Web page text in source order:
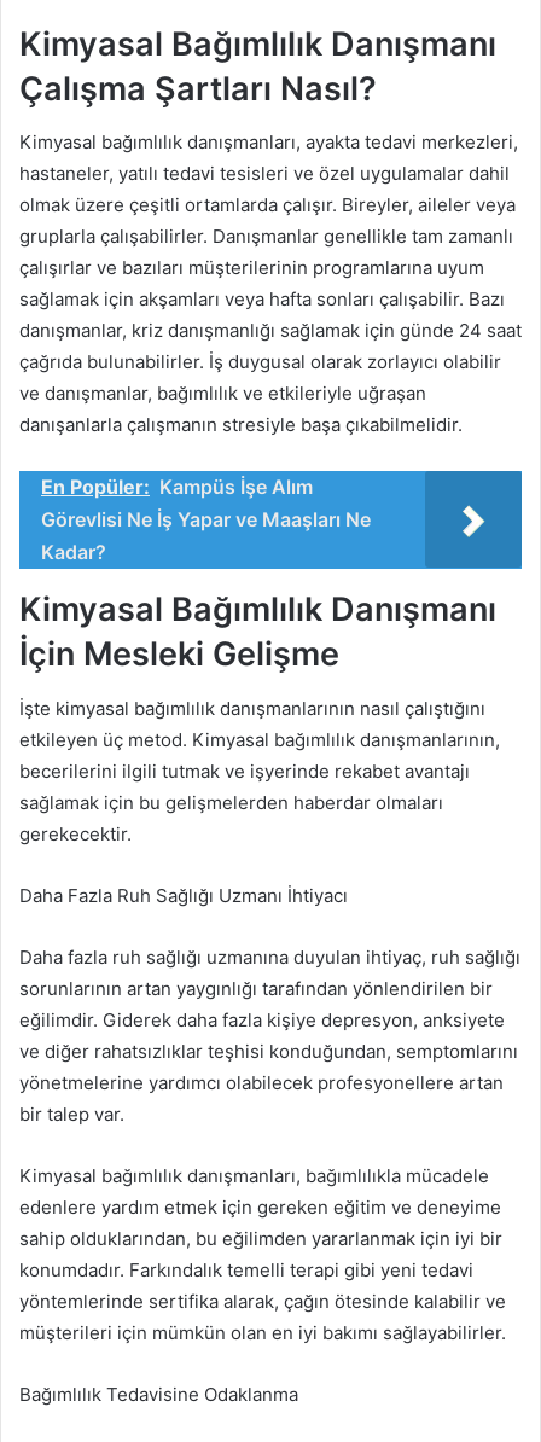
Kimyasal Bağımlılık Danışmanı
Çalışma Şartları Nasıl?
Kimyasal bağımlılık danışmanları, ayakta tedavi merkezleri,
hastaneler, yatılı tedavi tesisleri ve özel uygulamalar dahil
olmak üzere çeşitli ortamlarda çalışır. Bireyler, aileler veya
gruplarla çalışabilirler. Danışmanlar genellikle tam zamanlı
çalışırlar ve bazıları müşterilerinin programlarına uyum
sağlamak için akşamları veya hafta sonları çalışabilir. Bazı
danışmanlar, kriz danışmanlığı sağlamak için günde 24 saat
çağrıda bulunabilirler. İş duygusal olarak zorlayıcı olabilir
ve danışmanlar, bağımlılık ve etkileriyle uğraşan
danışanlarla çalışmanın stresiyle başa çıkabilmelidir.
En Popüler: Kampüs İşe Alım
Görevlisi Ne İş Yapar ve Maaşları Ne
Kadar?
Kimyasal Bağımlılık Danışmanı
İçin Mesleki Gelişme
İşte kimyasal bağımlılık danışmanlarının nasıl çalıştığını
etkileyen üç metod. Kimyasal bağımlılık danışmanlarının,
becerilerini ilgili tutmak ve işyerinde rekabet avantajı
sağlamak için bu gelişmelerden haberdar olmaları
gerekecektir.
Daha Fazla Ruh Sağlığı Uzmanı İhtiyacı
Daha fazla ruh sağlığı uzmanına duyulan ihtiyaç, ruh sağlığı
sorunlarının artan yaygınlığı tarafından yönlendirilen bir
eğilimdir. Giderek daha fazla kişiye depresyon, anksiyete
ve diğer rahatsızlıklar teşhisi konduğundan, semptomlarını
yönetmelerine yardımcı olabilecek profesyonellere artan
bir talep var.
Kimyasal bağımlılık danışmanları, bağımlılıkla mücadele
edenlere yardım etmek için gereken eğitim ve deneyime
sahip olduklarından, bu eğilimden yararlanmak için iyi bir
konumdadır. Farkındalık temelli terapi gibi yeni tedavi
yöntemlerinde sertifika alarak, çağın ötesinde kalabilir ve
müşterileri için mümkün olan en iyi bakımı sağlayabilirler.
Bağımlılık Tedavisine Odaklanma